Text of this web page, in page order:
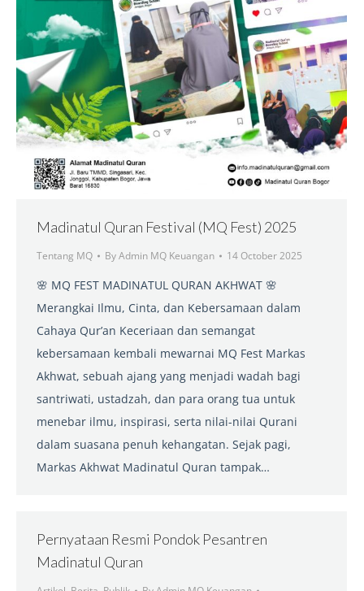
Madinatul Quran Festival (MQ Fest) 2025
Tentang MQ ByAdmin MQ Keuangan 14 October 2025
🌸 MQ FEST MADINATUL QURAN AKHWAT 🌸
Merangkai Ilmu, Cinta, dan Kebersamaan dalam
Cahaya Qur’an Keceriaan dan semangat
kebersamaan kembali mewarnai MQ Fest Markas
Akhwat, sebuah ajang yang menjadi wadah bagi
santriwati, ustadzah, dan para orang tua untuk
menebar ilmu, inspirasi, serta nilai-nilai Qurani
dalam suasana penuh kehangatan. Sejak pagi,
Markas Akhwat Madinatul Quran tampak…
Pernyataan Resmi Pondok Pesantren
Madinatul Quran